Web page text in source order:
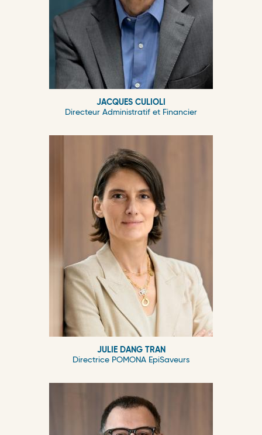
JACQUES CULIOLI
Directeur Administratif et Financier
JULIE DANG TRAN
Directrice POMONA EpiSaveurs